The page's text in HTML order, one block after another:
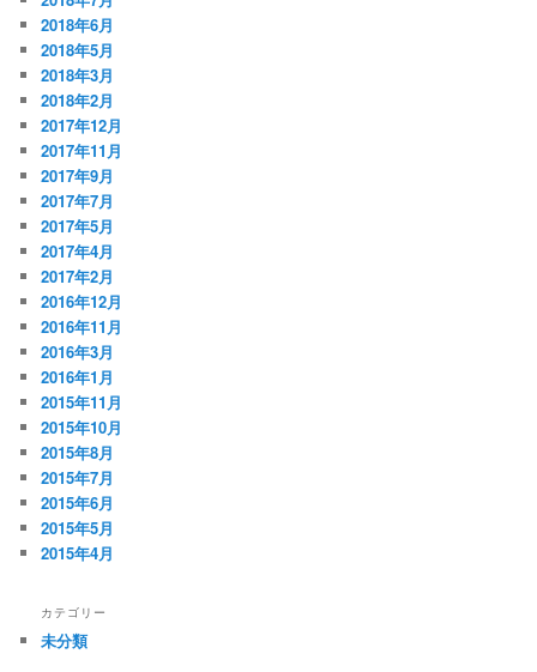
2018年6月
2018年5月
2018年3月
2018年2月
2017年12月
2017年11月
2017年9月
2017年7月
2017年5月
2017年4月
2017年2月
2016年12月
2016年11月
2016年3月
2016年1月
2015年11月
2015年10月
2015年8月
2015年7月
2015年6月
2015年5月
2015年4月
カテゴリー
未分類